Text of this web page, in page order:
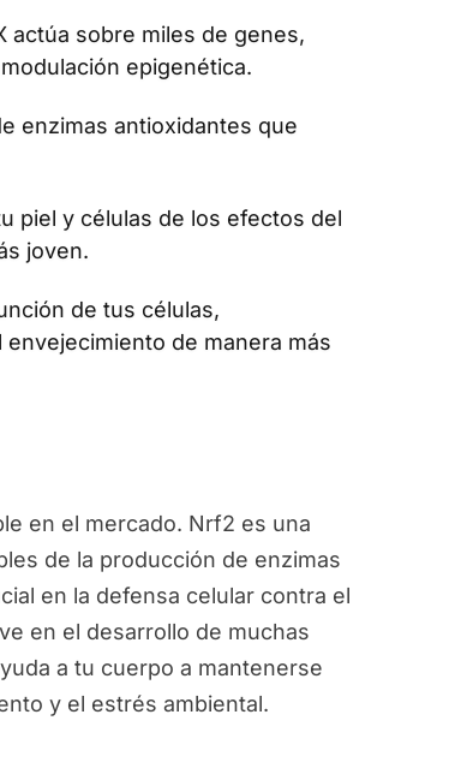
actúa sobre miles de genes,
epigenética.
enzimas antioxidantes que
piel y células de los efectos del
joven.
de tus células,
de manera más
en el mercado. Nrf2 es una
de la producción de enzimas
en la defensa celular contra el
en el desarrollo de muchas
a tu cuerpo a mantenerse
y el estrés ambiental.